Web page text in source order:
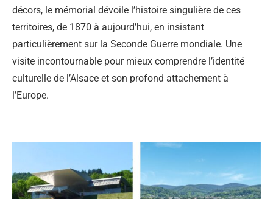
décors, le mémorial dévoile l’histoire singulière de ces
territoires, de 1870 à aujourd’hui, en insistant
particulièrement sur la Seconde Guerre mondiale. Une
visite incontournable pour mieux comprendre l’identité
culturelle de l’Alsace et son profond attachement à
l’Europe.